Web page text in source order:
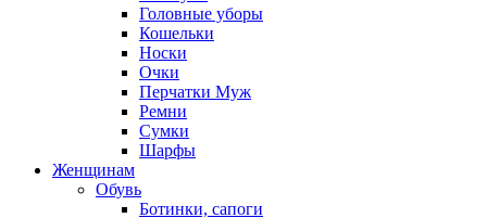
Головные уборы
Кошельки
Носки
Очки
Перчатки Муж
Ремни
Сумки
Шарфы
Женщинам
Обувь
Ботинки, сапоги